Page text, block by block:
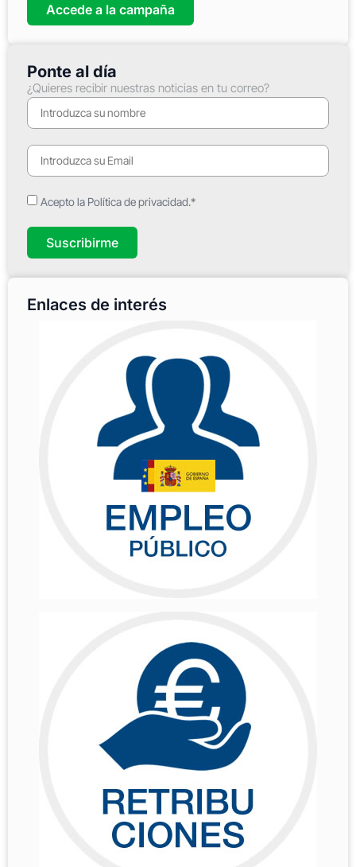
Accede a la campaña
Ponte al día
¿Quieres recibir nuestras noticias en tu correo?
Acepto la Política de privacidad.*
Suscribirme
Enlaces de interés